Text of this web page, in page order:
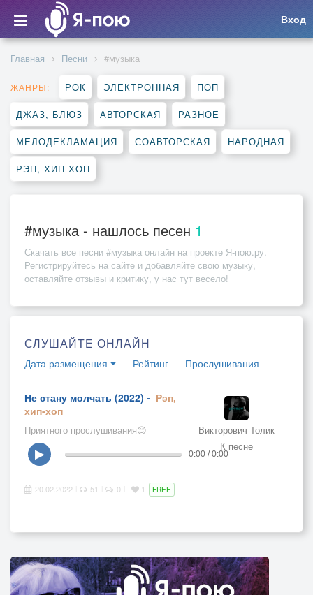
Вход
Главная Песни #музыка
ЖАНРЫ: РОК ЭЛЕКТРОННАЯ ПОП
ДЖАЗ, БЛЮЗ АВТОРСКАЯ РАЗНОЕ
МЕЛОДЕКЛАМАЦИЯ СОАВТОРСКАЯ НАРОДНАЯ
РЭП, ХИП-ХОП
#музыка - нашлось песен 1
Скачать все песни #музыка онлайн на проекте Я-пою.ру.
Регистрируйтесь на сайте и добавляйте свою музыку,
оставляйте отзывы и критику, у нас тут весело!
СЛУШАЙТЕ ОНЛАЙН
Дата размещения Рейтинг Прослушивания
Не стану молчать (2022) - Рэп,
хип-хоп
Приятного прослушивания😊
Викторович Толик
К песне
▶ 0:00 / 0:00
20.02.2022 51 0 1 FREE